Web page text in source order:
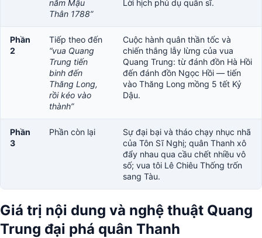
năm Mậu
Thân 1788”
Lời hịch phủ dụ quân sĩ.
Phần
2
Tiếp theo đến
“vua Quang
Trung tiến
binh đến
Thăng Long,
rồi kéo vào
thành”
Cuộc hành quân thần tốc và
chiến thắng lẫy lừng của vua
Quang Trung: từ đánh đồn Hà Hồi
đến đánh đồn Ngọc Hồi — tiến
vào Thăng Long mồng 5 tết Kỷ
Dậu.
Phần
3
Phần còn lại
Sự đại bại và tháo chạy nhục nhã
của Tôn Sĩ Nghị; quân Thanh xô
đẩy nhau qua cầu chết nhiều vô
số; vua tôi Lê Chiêu Thống trốn
sang Tàu.
Giá trị nội dung và nghệ thuật Quang
Trung đại phá quân Thanh